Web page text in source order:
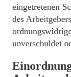
eingetretenen
des
unverschuldet